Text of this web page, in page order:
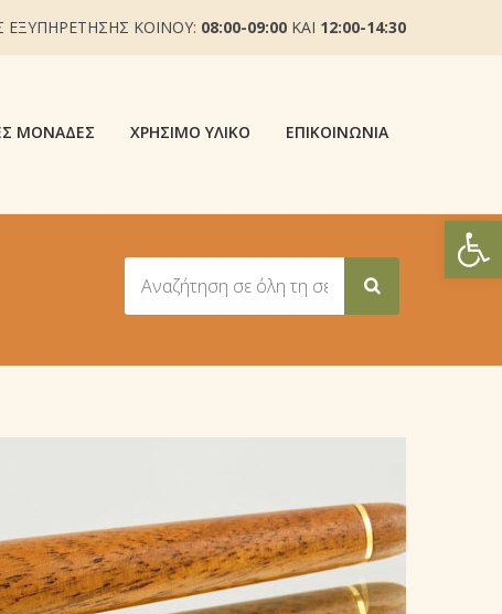
ΕΞΥΠΗΡΕΤΗΣΗΣ ΚΟΙΝΟΥ: 08:00-09:00 ΚΑΙ 12:00-14:30
ΜΟΝΆΔΕΣ ΧΡΉΣΙΜΟ ΥΛΙΚΌ ΕΠΙΚΟΙΝΩΝΊΑ